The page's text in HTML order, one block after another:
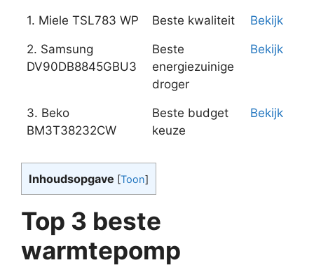
Model
Omschrijving Prijs
1. Miele TSL783 WP Beste kwaliteit Bekijk
2. Samsung
DV90DB8845GBU3
Beste
energiezuinige
droger
Bekijk
3. Beko
BM3T38232CW
Beste budget
keuze
Bekijk
Inhoudsopgave [Toon]
Top 3 beste
warmtepomp